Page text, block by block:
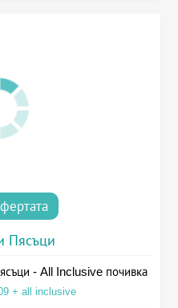
Пясъци
- All Inclusive почивка
+ all inclusive